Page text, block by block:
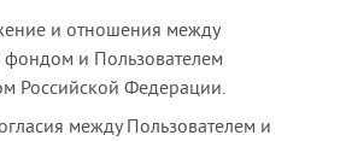
и отношения между
фондом и Пользователем
Российской Федерации.
между Пользователем и